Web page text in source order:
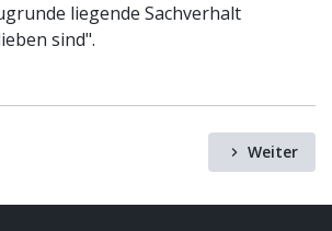
liegende Sachverhalt
sind".
Weiter